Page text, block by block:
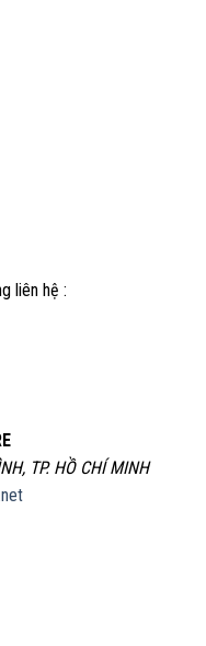
liên hệ :
TP. HỒ CHÍ MINH